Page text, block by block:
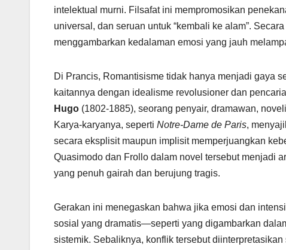
intelektual murni. Filsafat ini mempromosikan
universal, dan seruan untuk “kembali ke alam”.
menggambarkan kedalaman emosi yang jauh
Di Prancis, Romantisisme tidak hanya menjadi gaya
kaitannya dengan idealisme revolusioner dan
Hugo (1802-1885), seorang penyair, dramawan,
Karya-karyanya, seperti Notre-Dame de Paris,
secara eksplisit maupun implisit memperjuangkan
Quasimodo dan Frollo dalam novel tersebut menjadi
yang penuh gairah dan berujung tragis.
Gerakan ini menegaskan bahwa jika emosi dan
sosial yang dramatis—seperti yang digambarkan
sistemik. Sebaliknya, konflik tersebut